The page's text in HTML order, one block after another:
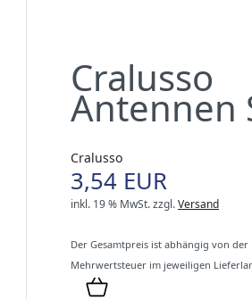
Cralusso
Antennen
Cralusso
3,54 EUR
inkl. 19 % MwSt.zzgl.Versand
Der Gesamtpreis ist abhängig von der
Mehrwertsteuer im jeweiligen